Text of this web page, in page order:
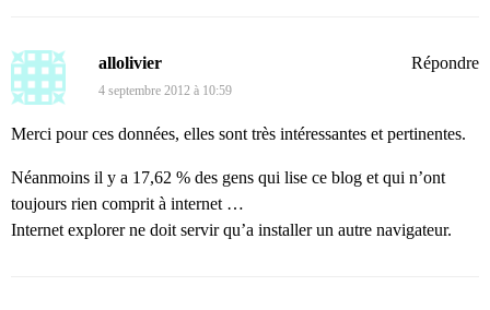
allolivier
4 septembre 2012 à 10:59
Merci pour ces données, elles sont très intéressantes et pertinentes.
Néanmoins il y a 17,62 % des gens qui lise ce blog et qui n’ont
toujours rien comprit à internet …
Internet explorer ne doit servir qu’a installer un autre navigateur.
Répondre